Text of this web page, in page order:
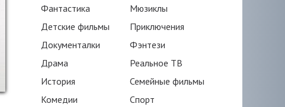
Фантастика
Детские фильмы
Документалки
Драма
История
Комедии
Мюзиклы
Приключения
Фэнтези
Реальное ТВ
Семейные фильмы
Спорт